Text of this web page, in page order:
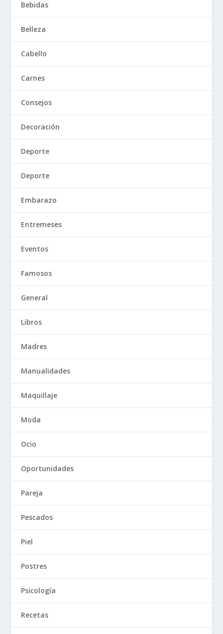
Bebidas
Belleza
Cabello
Carnes
Consejos
Decoración
Deporte
Deporte
Embarazo
Entremeses
Eventos
Famosos
General
Libros
Madres
Manualidades
Maquillaje
Moda
Ocio
Oportunidades
Pareja
Pescados
Piel
Postres
Psicología
Recetas